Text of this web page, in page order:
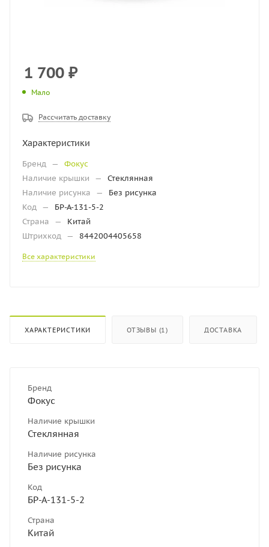
1 700 ₽
Мало
Рассчитать доставку
Характеристики
Бренд —
Фокус
Наличие крышки
—
Стеклянная
Наличие рисунка
—
Без рисунка
Код —
БР-А-131-5-2
Страна
—
Китай
Штрихкод — 8442004405658
Все характеристики
ХАРАКТЕРИСТИКИ ОТЗЫВЫ (1) ДОСТАВКА
Бренд
Фокус
Наличие крышки
Стеклянная
Наличие рисунка
Без рисунка
Код
БР-А-131-5-2
Страна
Китай